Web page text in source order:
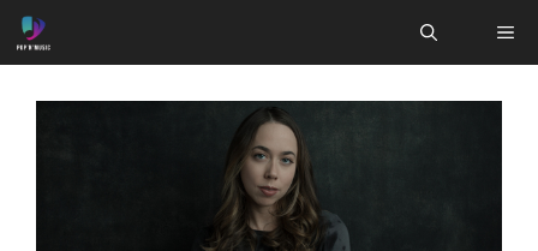
Aller
au